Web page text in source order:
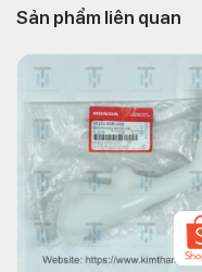
SH2020.
Ốp pô màu đen xe
giá rẻ nhưng mang lại
giúp cho xe đẹp hơn,
xe khỏi những tác động
kiếm một phụ kiện
SH2020 là một lựa chọn
Dưới đây là một số
Chất liệu:nhựa
Sản phẩm liên quan